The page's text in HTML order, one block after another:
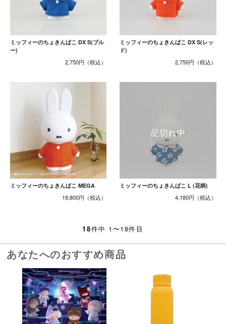
ミッフィーのちょきんばこ DX S(ブル
ー)
2,750円
ミッフィーのちょきんばこ DX S(レッ
ド)
2,750円
ミッフィーのちょきんばこ MEGA
19,800円
ミッフィーのちょきんばこ L (花柄)
4,180円
18件中 1〜18件目
あなたへのおすすめ商品